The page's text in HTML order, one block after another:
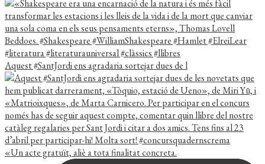
Aquest #SantJordi ens agradaria sortejar dues de l
«Un acte gratuït, aliè a tota finalitat concreta.